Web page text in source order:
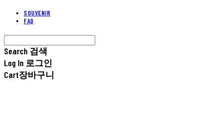
SOUVENIR
FAQ
Search 검색
Log In 로그인
Cart장바구니